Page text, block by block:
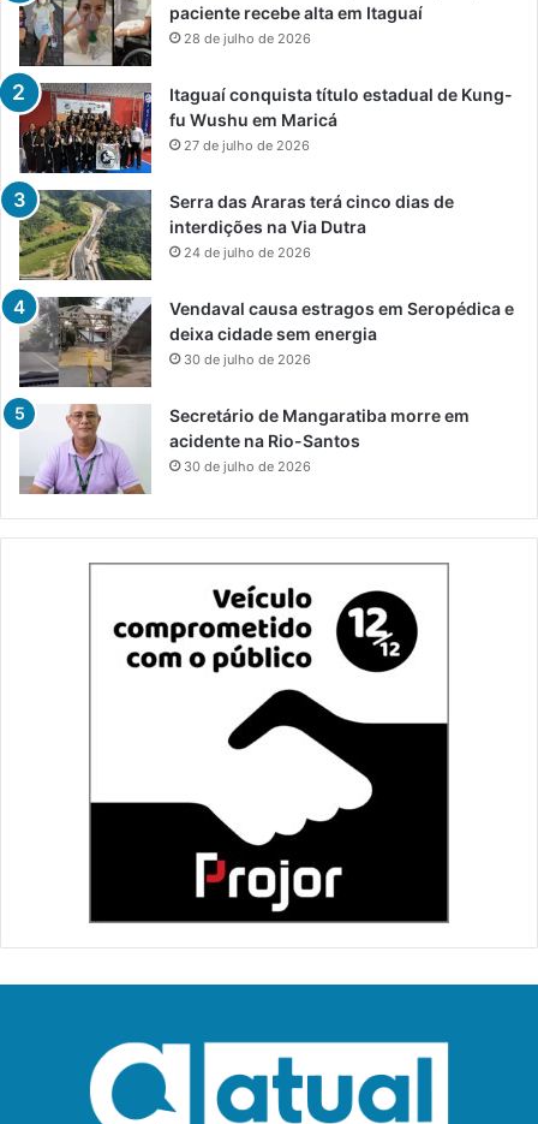
paciente recebe alta em Itaguaí
28 de julho de 2026
Itaguaí conquista título estadual de Kung-
fu Wushu em Maricá
27 de julho de 2026
Serra das Araras terá cinco dias de
interdições na Via Dutra
24 de julho de 2026
Vendaval causa estragos em Seropédica e
deixa cidade sem energia
30 de julho de 2026
Secretário de Mangaratiba morre em
acidente na Rio-Santos
30 de julho de 2026